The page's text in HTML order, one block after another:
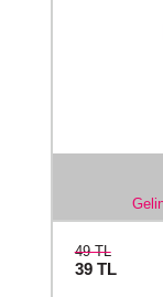
49 TL
39 TL